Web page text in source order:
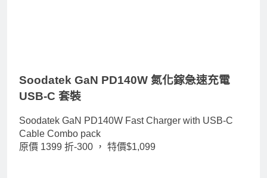
Soodatek GaN PD140W 氮化鎵急速充電
USB-C 套裝
Soodatek GaN PD140W Fast Charger with USB-C
Cable Combo pack
原價 1399 折-300 ， 特價$1,099